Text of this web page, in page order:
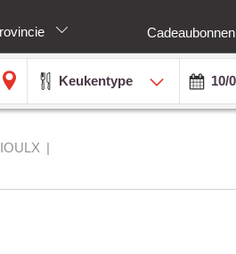
Cadeaubonnen
Keukentype